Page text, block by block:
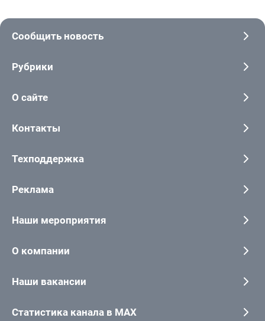
Сообщить новость
Рубрики
О сайте
Контакты
Техподдержка
Реклама
Наши мероприятия
О компании
Наши вакансии
Статистика канала в MAX